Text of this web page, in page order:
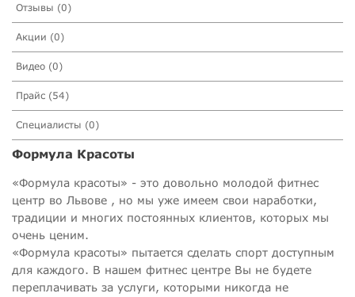
Отзывы (0)
Акции (0)
Видео (0)
Прайс (54)
Специалисты (0)
Формула Красоты
«Формула красоты» - это довольно молодой фитнес
центр во Львове , но мы уже имеем свои наработки,
традиции и многих постоянных клиентов, которых мы
очень ценим.
«Формула красоты» пытается сделать спорт доступным
для каждого. В нашем фитнес центре Вы не будете
переплачивать за услуги, которыми никогда не